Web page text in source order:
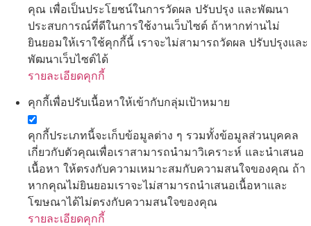
คุณ เพื่อเป็นประโยชน์ในการวัดผล ปรับปรุง และพัฒนา
ประสบการณ์ที่ดีในการใช้งานเว็บไซต์ ถ้าหากท่านไม่
ยินยอมให้เราใช้คุกกี้นี้ เราจะไม่สามารถวัดผล ปรับปรุงและ
พัฒนาเว็บไซต์ได้
รายละเอียดคุกกี้
คุกกี้เพื่อปรับเนื้อหาให้เข้ากับกลุ่มเป้าหมาย
คุกกี้ประเภทนี้จะเก็บข้อมูลต่าง ๆ รวมทั้งข้อมูลส่วนบุคคล
เกี่ยวกับตัวคุณเพื่อเราสามารถนำมาวิเคราะห์ และนำเสนอ
เนื้อหา ให้ตรงกับความเหมาะสมกับความสนใจของคุณ ถ้า
หากคุณไม่ยินยอมเราจะไม่สามารถนำเสนอเนื้อหาและ
โฆษณาได้ไม่ตรงกับความสนใจของคุณ
รายละเอียดคุกกี้